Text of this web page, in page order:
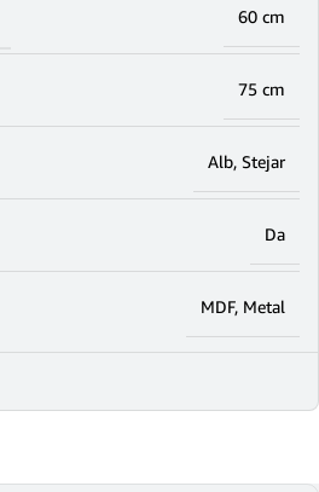
60 cm
75 cm
Alb, Stejar
Da
MDF, Metal